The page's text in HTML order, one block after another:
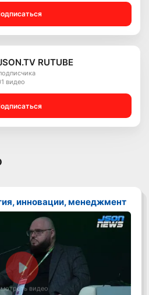
RUTUBE
видео
инновации, менеджмент
видео